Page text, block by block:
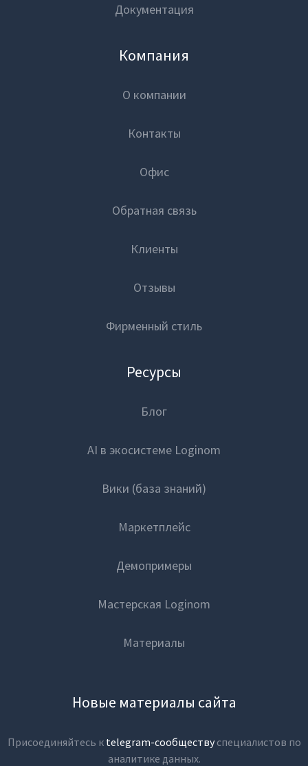
Документация
Компания
О компании
Контакты
Офис
Обратная связь
Клиенты
Отзывы
Фирменный стиль
Ресурсы
Блог
AI в экосистеме Loginom
Вики (база знаний)
Маркетплейс
Демопримеры
Мастерская Loginom
Материалы
Новые материалы сайта
Присоединяйтесь к telegram-сообществуспециалистов по
аналитике данных.